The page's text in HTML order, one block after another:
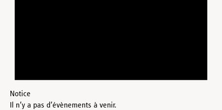
Notice
Il n’y a pas d’évènements à venir.